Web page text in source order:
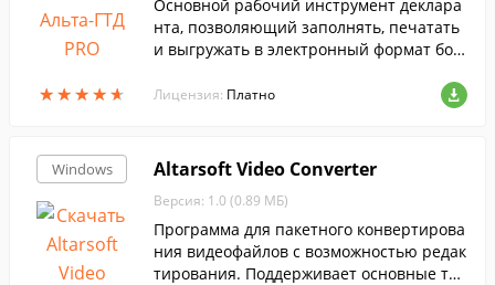
★★★★★
★★★★★
Основной рабочий инструмент деклара
нта, позволяющий заполнять, печатать
и выгружать в электронный формат бол
таможенном оформлении.
Лицензия: Платно
Windows Altarsoft Video Converter
Версия: 1.0 (0.89 МБ)
Программа для пакетного конвертирова
ния видеофайлов с возможностью редак
тирования. Поддерживает основные ти